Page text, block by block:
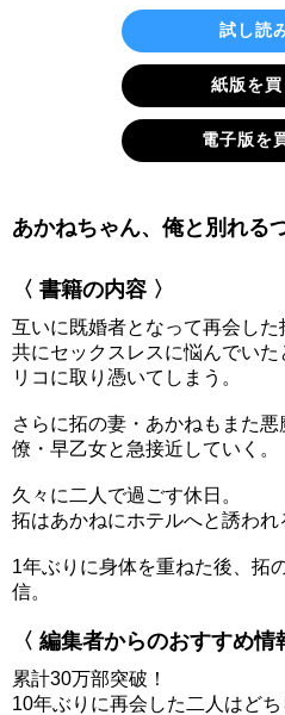
試し読
紙版を買
電子版を
あかねちゃん、俺と別れる
〈 書籍の内容 〉
互いに既婚者となって再会した
共にセックスレスに悩んでい
リコに取り憑いてしまう。
さらに拓の妻・あかねもまた
僚・早乙女と急接近していく。
久々に二人で過ごす休日。
拓はあかねにホテルへと誘われ
1年ぶりに身体を重ねた後、拓
信。
〈 編集者からのおすすめ情
累計30万部突破！
10年ぶりに再会した二人はど